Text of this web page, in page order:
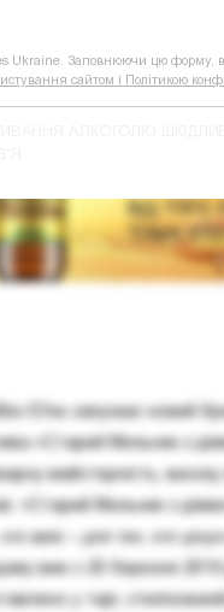
Ukraine. Заповнюючи цю форму,
сайтом і Політикою
Efes запускає новий
«Старий Мельник з
майстерність, високу
«Старий Мельник з
вже з 25 березня 2019
у тарі,